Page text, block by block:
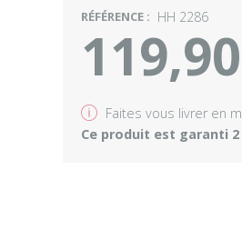
RÉFÉRENCE : HH 2286
v Faites vous livrer en
Ce produit est garanti 2